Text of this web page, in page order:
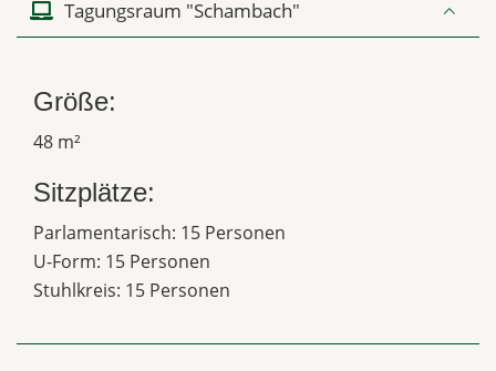
Tagungsraum "Schambach"
Größe:
48 m²
Sitzplätze:
Parlamentarisch: 15 Personen
U-Form: 15 Personen
Stuhlkreis: 15 Personen